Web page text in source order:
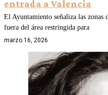
entrada a Valencia
El Ayuntamiento señaliza las zonas
fuera del área restringida para
marzo 16, 2026